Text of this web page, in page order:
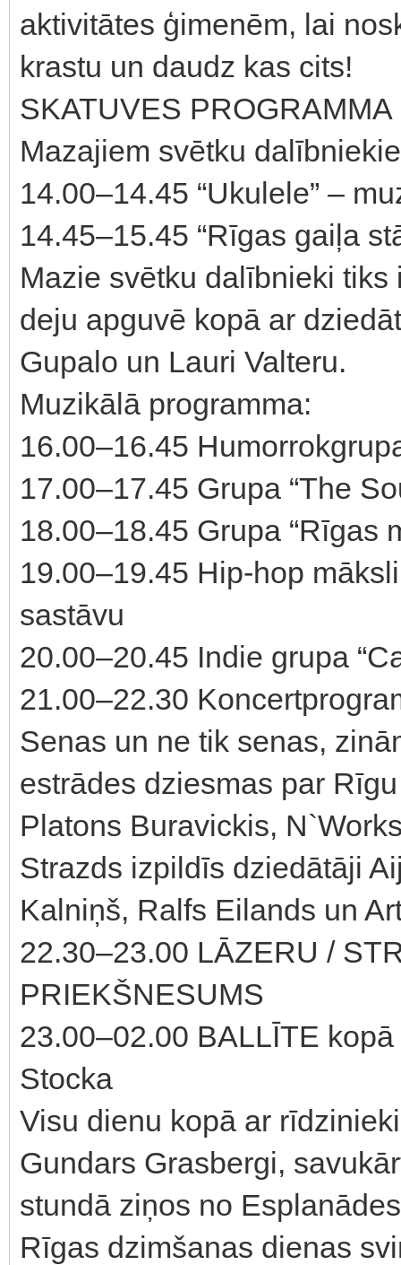
aktivitātes ģimenēm, lai
krastu un daudz kas cits!
SKATUVES PROGRAMMA
Mazajiem svētku
14.00–14.45 “Ukulele” –
14.45–15.45 “Rīgas gaiļa
Mazie svētku dalībnieki
deju apguvē kopā ar
Gupalo un Lauri Valteru.
Muzikālā programma:
16.00–16.45
17.00–17.45 Grupa “The
18.00–18.45 Grupa “Rīgas
19.00–19.45 Hip-hop
sastāvu
20.00–20.45 Indie grupa
21.00–22.30
Senas un ne tik senas,
estrādes dziesmas par
Platons Buravickis,
Strazds izpildīs dziedātāji
Kalniņš, Ralfs Eilands un
22.30–23.00 LĀZERU /
PRIEKŠNESUMS
23.00–02.00 BALLĪTE
Stocka
Visu dienu kopā ar
Gundars Grasbergi,
stundā ziņos no
Rīgas dzimšanas dienas